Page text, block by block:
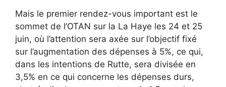
Mais le premier rendez-vous important est le
sommet de l’OTAN sur la La Haye les 24 et 25
juin, où l’attention sera axée sur l’objectif fixé
sur l’augmentation des dépenses à 5%, ce qui,
dans les intentions de Rutte, sera divisée en
3,5% en ce qui concerne les dépenses durs,